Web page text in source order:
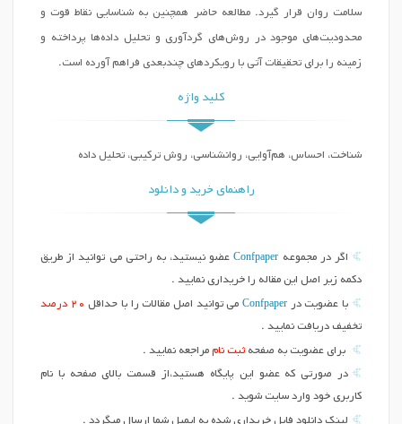
سلامت روان قرار گیرد. مطالعه حاضر همچنین به شناسایی نقاط قوت و
محدودیت‌های موجود در روش‌های گردآوری و تحلیل داده‌ها پرداخته و
زمینه را برای تحقیقات آتی با رویکردهای چندبعدی فراهم آورده است.
کلید واژه
شناخت، احساس، هم‌آوایی، روانشناسی، روش ترکیبی، تحلیل داده
راهنمای خرید و دانلود
اگر در مجموعه Confpaperعضو نیستید، به راحتی می توانید از طریق
دکمه زیر اصل این مقاله را خریداری نمایید .
با عضویت در Confpaperمی توانید اصل مقالات را با حداقل 20 درصد
تخفیف دریافت نمایید .
برای عضویت به صفحه ثبت نام مراجعه نمایید .
در صورتی که عضو این پایگاه هستید،از قسمت بالای صفحه با نام
کاربری خود وارد سایت شوید .
لینک دانلود فایل خریداری شده به ایمیل شما ارسال میگردد .